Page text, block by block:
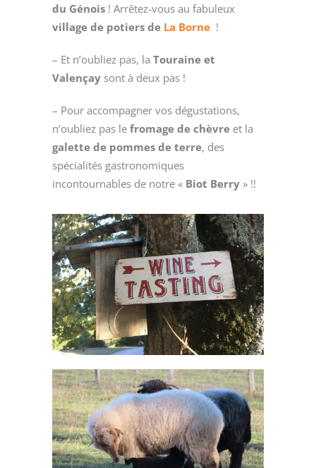
du Génois ! Arrêtez-vous au fabuleux
village de potiers de La Borne !
– Et n’oubliez pas, la Touraine et
Valençay sont à deux pas !
– Pour accompagner vos dégustations,
n’oubliez pas le fromage de chèvre et la
galette de pommes de terre, des
spécialités gastronomiques
incontournables de notre « Biot Berry » !!